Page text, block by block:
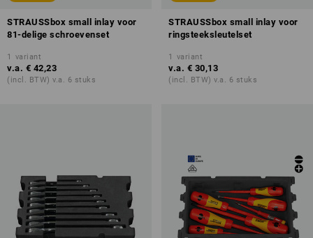
STRAUSSbox small inlay voor
81-delige schroevenset
1 variant
v.a. € 42,23
(incl. BTW) v.a. 6 stuks
STRAUSSbox small inlay voor
ringsteeksleutelset
1 variant
v.a. € 30,13
(incl. BTW) v.a. 6 stuks